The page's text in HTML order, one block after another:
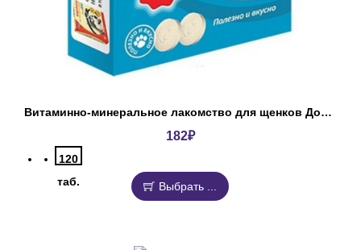
Витаминно-минеральное лакомство для щенков ДокторЗоо
182₽
120
таб.
Выбрать ...